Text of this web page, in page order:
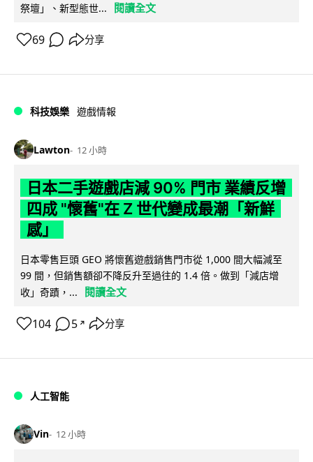
祭壇」、新型態世...
閱讀全文
69 分享
科技娛樂 遊戲情報
Lawton 12 小時
日本二手遊戲店減 90% 門市 業績反增
四成 "懷舊"在 Z 世代變成最潮「新鮮
感」
日本零售巨頭 GEO 將懷舊遊戲銷售門市從 1,000 間大幅減至
99 間，但銷售額卻不降反升至過往的 1.4 倍。做到「減店增
收」奇蹟，...
閱讀全文
104 5 ↗ 分享
人工智能
Vin 12 小時